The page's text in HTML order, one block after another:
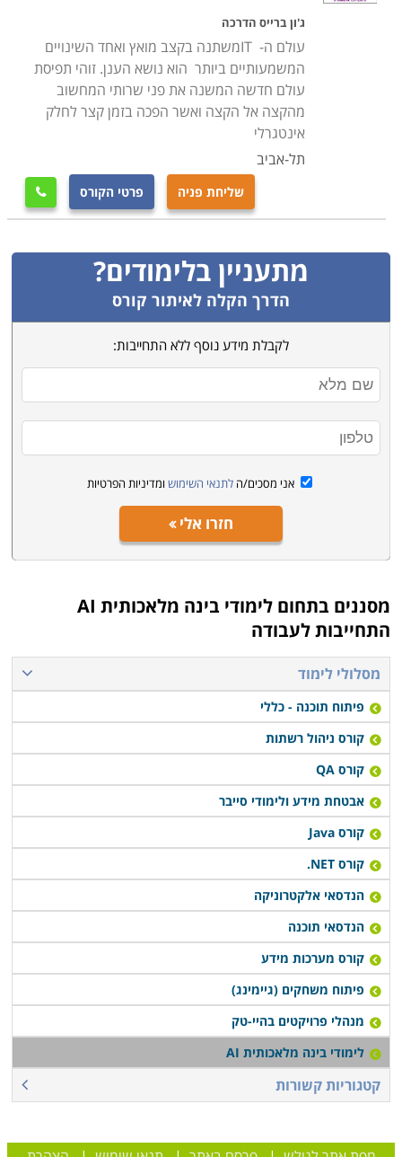
ג'ון ברייס הדרכה
עולם ה- ITמשתנה בקצב מואץ ואחד השינויים
המשמעותיים ביותר הוא נושא הענן. זוהי תפיסת
עולם חדשה המשנה את פני שרותי המחשוב
מהקצה אל הקצה ואשר הפכה בזמן קצר לחלק
אינטגרלי
תל-אביב
שליחת פניה פרטי הקורס 
מתעניין בלימודים?
הדרך הקלה לאיתור קורס
לקבלת מידע נוסף ללא התחייבות:
אני מסכים/ה לתנאי השימוש ומדיניות הפרטיות
חזרו אלי
מסננים בתחום
לימודי בינה מלאכותית AI
התחייבות לעבודה
מסלולי לימוד
פיתוח תוכנה - כללי
קורס ניהול רשתות
קורס QA
אבטחת מידע ולימודי סייבר
קורס Java
קורס NET.
הנדסאי אלקטרוניקה
הנדסאי תוכנה
קורס מערכות מידע
פיתוח משחקים (גיימינג)
מנהלי פרויקטים בהיי-טק
לימודי בינה מלאכותית AI
קטגוריות קשורות